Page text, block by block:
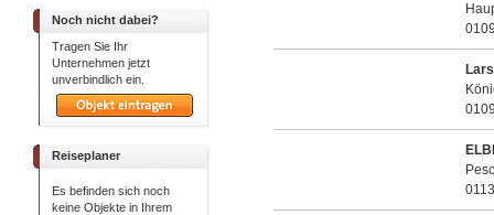
Noch nicht dabei?
Tragen Sie Ihr
Unternehmen jetzt
unverbindlich ein.
Reiseplaner
Es befinden sich noch
keine Objekte in Ihrem